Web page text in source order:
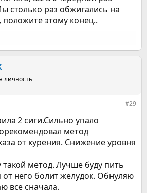
столько раз обжигались на
положите этому конец..
личность
#29
2 сиги.Сильно упало
метод
от курения. Снижение уровня
такой метод. Лучше буду пить
от него болит желудок. Обнуляю
все сначала.